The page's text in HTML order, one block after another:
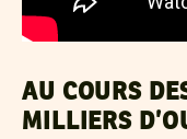
AU COURS
MILLIERS